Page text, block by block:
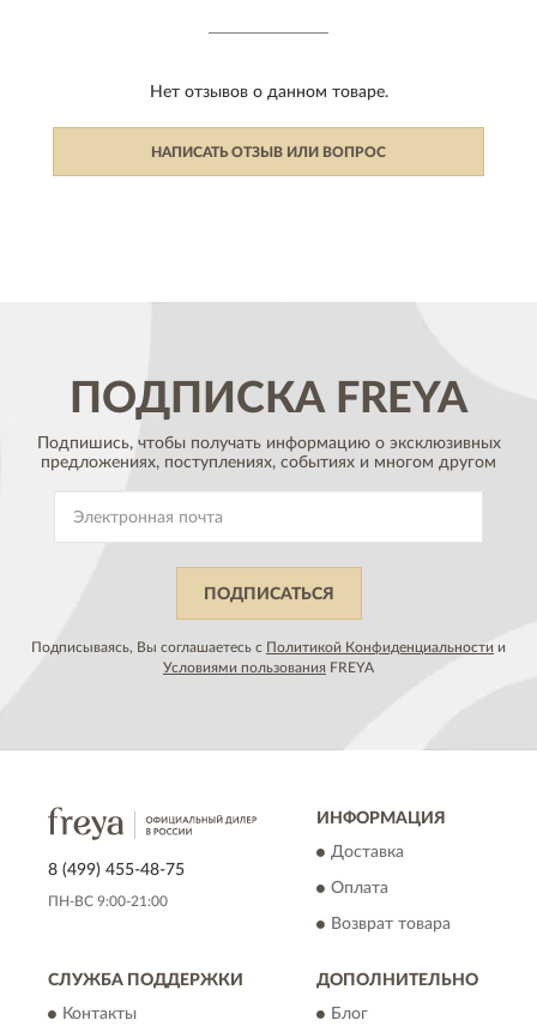
Нет отзывов о данном товаре.
НАПИСАТЬ ОТЗЫВ ИЛИ ВОПРОС
ПОДПИСКА FREYA
Подпишись, чтобы получать информацию о эксклюзивных
предложениях, поступлениях, событиях и многом другом
ПОДПИСАТЬСЯ
Подписываясь, Вы соглашаетесь с Политикой Конфиденциальности и
Условиями пользования FREYA
8 (499) 455-48-75
ПН-ВС 9:00-21:00
ИНФОРМАЦИЯ
Доставка
Оплата
Возврат товара
СЛУЖБА ПОДДЕРЖКИ
Контакты
ДОПОЛНИТЕЛЬНО
Блог